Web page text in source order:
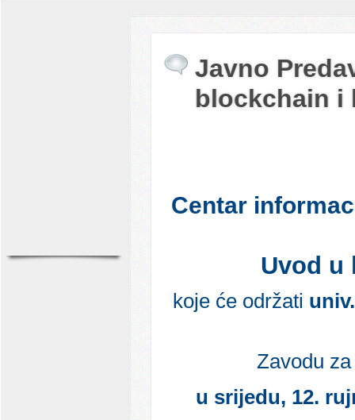
Javno
blockchain i
Centar
Uvod u
koje će održati
Zavodu
u srijedu, 12.